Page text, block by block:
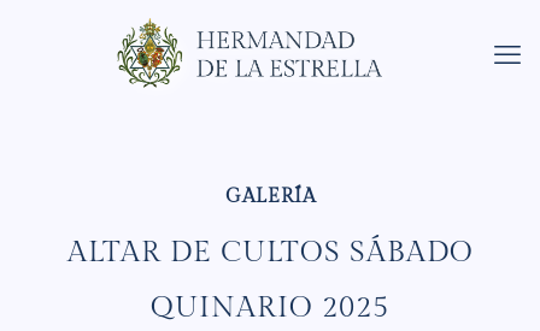
ALTAR DE CULTOS SÁBADO
QUINARIO 2025